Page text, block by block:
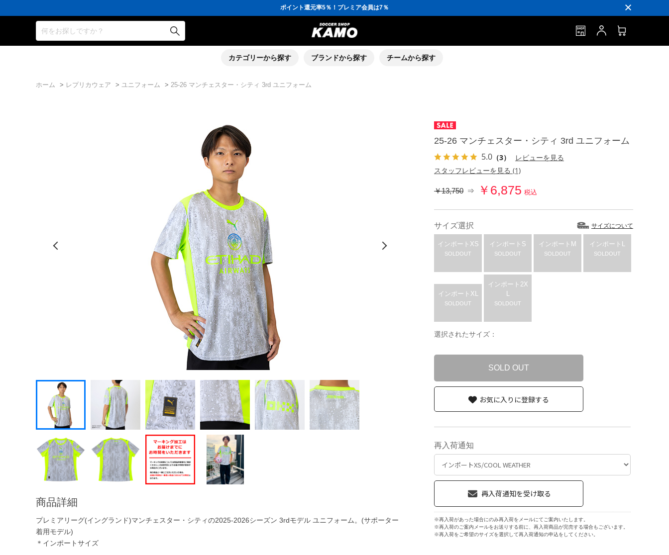
ポイント還元率5％！プレミア会員は7％
会員の方にはお誕生月に「10％OFFクーポン」プレゼント！
16,000円(税込)以上でシューズケースプレゼント！
3,300円(税込)以上で送料無料！
ポイント還元率5％！プレミア会員は7％
会員の方にはお誕生月に「10％OFFクーポン」プレゼント！
何をお探しですか？
カテゴリーから探す ブランドから探す チームから探す
ホーム > レプリカウェア > ユニフォーム > 25-26 マンチェスター・シティ 3rd ユニフォーム
商品詳細
プレミアリーグ(イングランド)マンチェスター・シティの2025-2026シーズン 3rdモデル ユニフォーム。(サポーター
着用モデル)
＊インポートサイズ
25-26 マンチェスター・シティ 3rd ユニフォーム
5.0 （3）
レビューを見る
スタッフレビューを見る (1)
￥13,750 ⇒ ￥6,875 税込
サイズ選択 サイズについて
インポートXS
SOLDOUT
インポートS
SOLDOUT
インポートM
SOLDOUT
インポートL
SOLDOUT
インポートXL
SOLDOUT
インポート2X
L
SOLDOUT
選択されたサイズ：
SOLD OUT
再入荷通知
※再入荷があった場合にのみ再入荷をメールにてご案内いたします。
※再入荷のご案内メールをお送りする前に、再入荷商品が完売する場合もございます。
※再入荷をご希望のサイズを選択して再入荷通知の申込をしてください。
お気に入りに登録する